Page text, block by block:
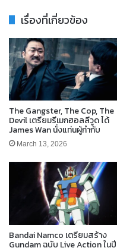
เรื่องที่เกี่ยวข้อง
The Gangster, The Cop, The
Devil เตรียมรีเมกฮอลลีวูด ได้
James Wan นั่งแท่นผู้กำกับ
March 13, 2026
Bandai Namco เตรียมสร้าง
Gundam ฉบับ Live Action ในปี